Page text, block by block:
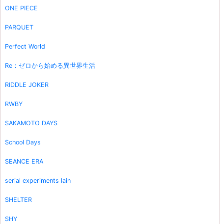
ONE PIECE
PARQUET
Perfect World
Re：ゼロから始める異世界生活
RIDDLE JOKER
RWBY
SAKAMOTO DAYS
School Days
SEANCE ERA
serial experiments lain
SHELTER
SHY